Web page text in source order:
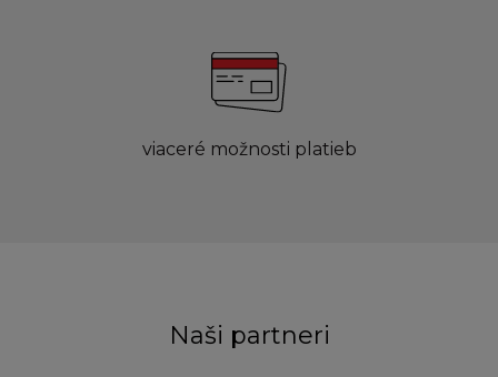
viaceré možnosti platieb
Naši partneri